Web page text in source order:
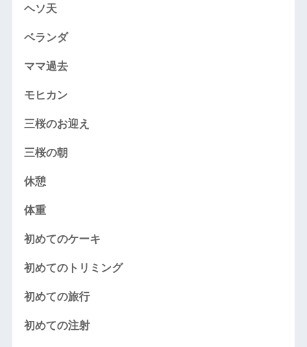
ヘソ天
ベランダ
ママ過去
モヒカン
三桜のお迎え
三桜の朝
休憩
体重
初めてのケーキ
初めてのトリミング
初めての旅行
初めての注射